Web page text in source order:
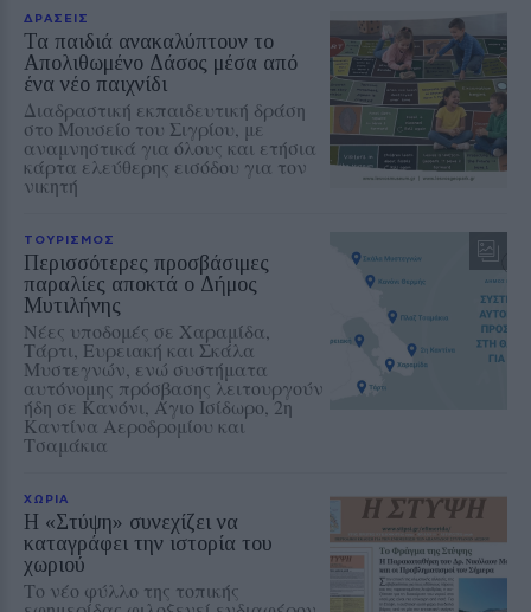
ΔΡΑΣΕΙΣ
Τα παιδιά ανακαλύπτουν το
Απολιθωμένο Δάσος μέσα από
ένα νέο παιχνίδι
Διαδραστική εκπαιδευτική δράση
στο Μουσείο του Σιγρίου, με
αναμνηστικά για όλους και ετήσια
κάρτα ελεύθερης εισόδου για τον
νικητή
ΤΟΥΡΙΣΜΟΣ
Περισσότερες προσβάσιμες
παραλίες αποκτά ο Δήμος
Μυτιλήνης
Νέες υποδομές σε Χαραμίδα,
Τάρτι, Ευρειακή και Σκάλα
Μυστεγνών, ενώ συστήματα
αυτόνομης πρόσβασης λειτουργούν
ήδη σε Κανόνι, Άγιο Ισίδωρο, 2η
Καντίνα Αεροδρομίου και
Τσαμάκια
ΧΩΡΙΑ
Η «Στύψη» συνεχίζει να
καταγράφει την ιστορία του
χωριού
Το νέο φύλλο της τοπικής